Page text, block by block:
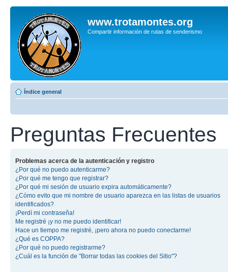
www.trotamontes.org
Compartir información de rutas de senderismo
Índice general
Preguntas Frecuentes
Problemas acerca de la autenticación y registro
¿Por qué no puedo autenticarme?
¿Por qué me tengo que registrar?
¿Por qué mi sesión de usuario expira automáticamente?
¿Cómo evito que mi nombre de usuario aparezca en las listas de usuarios
identificados?
¡Perdí mi contraseña!
Me registré ¡y no me puedo identificar!
Hace un tiempo me registré, ¡pero ahora no puedo conectarme!
¿Qué es COPPA?
¿Por qué no puedo registrarme?
¿Cuál es la función de "Borrar todas las cookies del Sitio"?